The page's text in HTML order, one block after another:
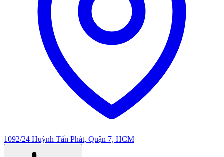
1092/24 Huỳnh Tấn Phát, Quận 7, HCM